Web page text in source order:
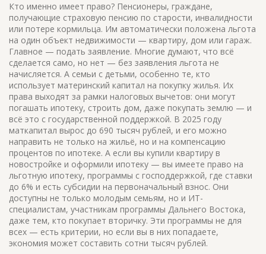
Кто именно имеет право? Пенсионеры, граждане,
получающие страховую пенсию по старости, инвалидности
или потере кормильца. Им автоматически положена льгота
на один объект недвижимости — квартиру, дом или гараж.
Главное — подать заявление. Многие думают, что всё
сделается само, но нет — без заявления льгота не
начисляется. А семьи с детьми, особенно те, кто
использует материнский капитал на покупку жилья. Их
права выходят за рамки налоговых вычетов: они могут
погашать ипотеку, строить дом, даже покупать землю — и
всё это с государственной поддержкой. В 2025 году
маткапитал вырос до 690 тысяч рублей, и его можно
направить не только на жильё, но и на компенсацию
процентов по ипотеке. А если вы купили квартиру в
новостройке и оформили ипотеку — вы имеете право на
льготную ипотеку, программы с господдержкой, где ставки
до 6% и есть субсидии на первоначальный взнос. Они
доступны не только молодым семьям, но и ИТ-
специалистам, участникам программы Дальнего Востока,
даже тем, кто покупает вторичку. Эти программы не для
всех — есть критерии, но если вы в них попадаете,
экономия может составить сотни тысяч рублей.